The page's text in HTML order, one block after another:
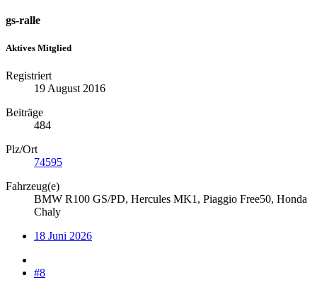
gs-ralle
Aktives Mitglied
Registriert
19 August 2016
Beiträge
484
Plz/Ort
74595
Fahrzeug(e)
BMW R100 GS/PD, Hercules MK1, Piaggio Free50, Honda
Chaly
18 Juni 2026
#8